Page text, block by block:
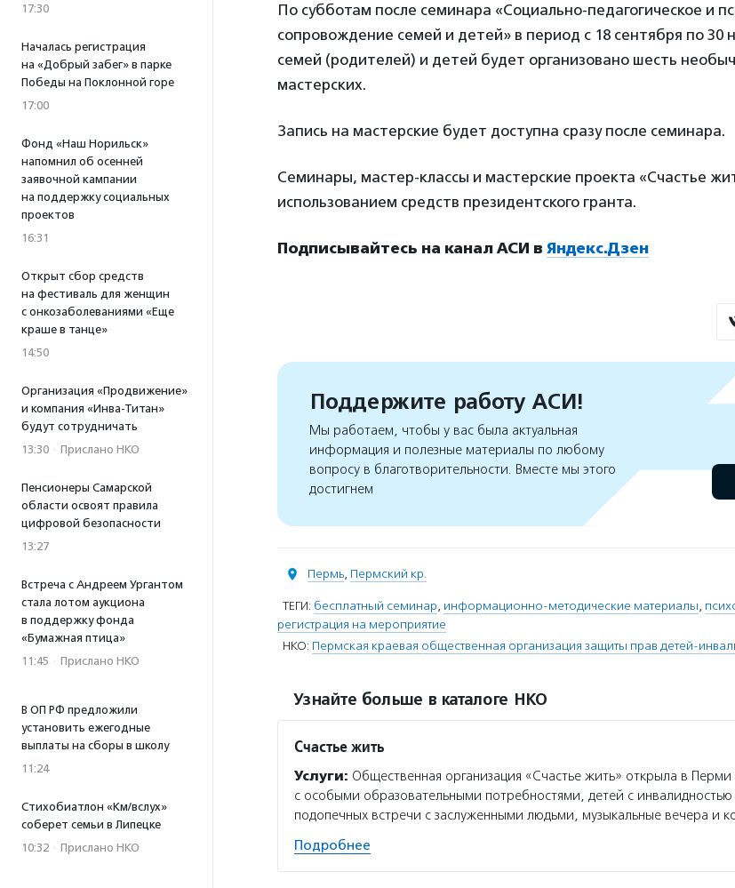
17:30
Началась регистрация
на «Добрый забег» в парке
Победы на Поклонной горе
17:00
Фонд «Наш Норильск»
напомнил об осенней
заявочной кампании
на поддержку социальных
проектов
16:31
Открыт сбор средств
на фестиваль для женщин
с онкозаболеваниями «Еще
краше в танце»
14:50
Организация «Продвижение»
и компания «Инва-Титан»
будут сотрудничать
13:30 · Прислано НКО
Пенсионеры Самарской
области освоят правила
цифровой безопасности
13:27
Встреча с Андреем Ургантом
стала лотом аукциона
в поддержку фонда
«Бумажная птица»
11:45 · Прислано НКО
В ОП РФ предложили
установить ежегодные
выплаты на сборы в школу
11:24
Стихобиатлон «Км/вслух»
соберет семьи в Липецке
10:32 · Прислано НКО
По субботам после семинара «Социально-педагогическое и
сопровождение семей и детей» в период с 18 сентября по 30
семей (родителей) и детей будет организовано шесть
мастерских.
Запись на мастерские будет доступна сразу после семинара.
Семинары, мастер-классы и мастерские проекта «Счастье
использованием средств президентского гранта.
Подписывайтесь на канал АСИ в Яндекс.Дзен
Поддержите работу АСИ!
Мы работаем, чтобы у вас была актуальная
информация и полезные материалы по любому
вопросу в благотворительности. Вместе мы этого
достигнем
Пермь, Пермский кр.
ТЕГИ: бесплатный семинар, информационно-методические материалы,
регистрация на мероприятие
НКО: Пермская краевая общественная организация защиты прав детей-
Узнайте больше в каталоге НКО
Счастье жить
Услуги: Общественная организация «Счастье жить» открыла в Перми
с особыми образовательными потребностями, детей с инвалидностью
подопечных встречи с заслуженными людьми, музыкальные вечера и
Подробнее